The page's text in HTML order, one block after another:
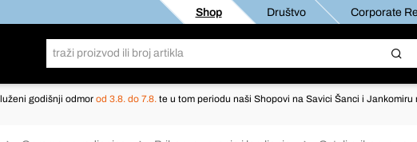
Shop Društvo Corporate
godišnji odmor od 3.8. do 7.8. te u tom periodu naši Shopovi na Savici Šanci i